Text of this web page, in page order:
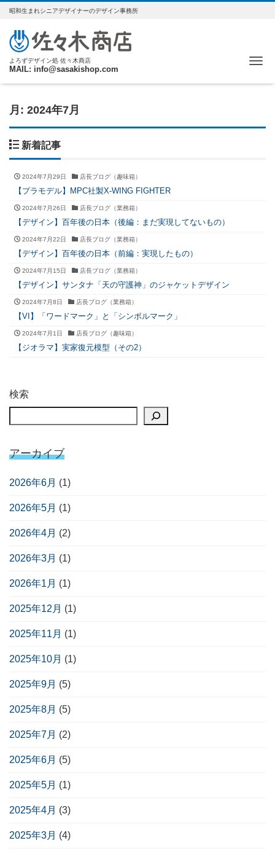
昭和生まれシニアデザイナーのデザイン事務所
よろずデザイン処 佐々木商店
MAIL: info@sasakishop.com
月: 2024年7月
新着記事
2024年7月29日 店長ブログ（趣味箱）
【プラモデル】MPC社製X-WING FIGHTER
2024年7月26日 店長ブログ（業務箱）
【デザイン】百年後の日本（後編：まだ実現してないもの）
2024年7月22日 店長ブログ（業務箱）
【デザイン】百年後の日本（前編：実現したもの）
2024年7月15日 店長ブログ（業務箱）
【デザイン】サンタナ「天の守護神」のジャケットデザイン
2024年7月8日 店長ブログ（業務箱）
【VI】「ワードマーク」と「シンボルマーク」
2024年7月1日 店長ブログ（趣味箱）
【ジオラマ】実家復元模型（その2）
検索
アーカイブ
2026年6月 (1)
2026年5月 (1)
2026年4月 (2)
2026年3月 (1)
2026年1月 (1)
2025年12月 (1)
2025年11月 (1)
2025年10月 (1)
2025年9月 (5)
2025年8月 (5)
2025年7月 (2)
2025年6月 (5)
2025年5月 (1)
2025年4月 (3)
2025年3月 (4)